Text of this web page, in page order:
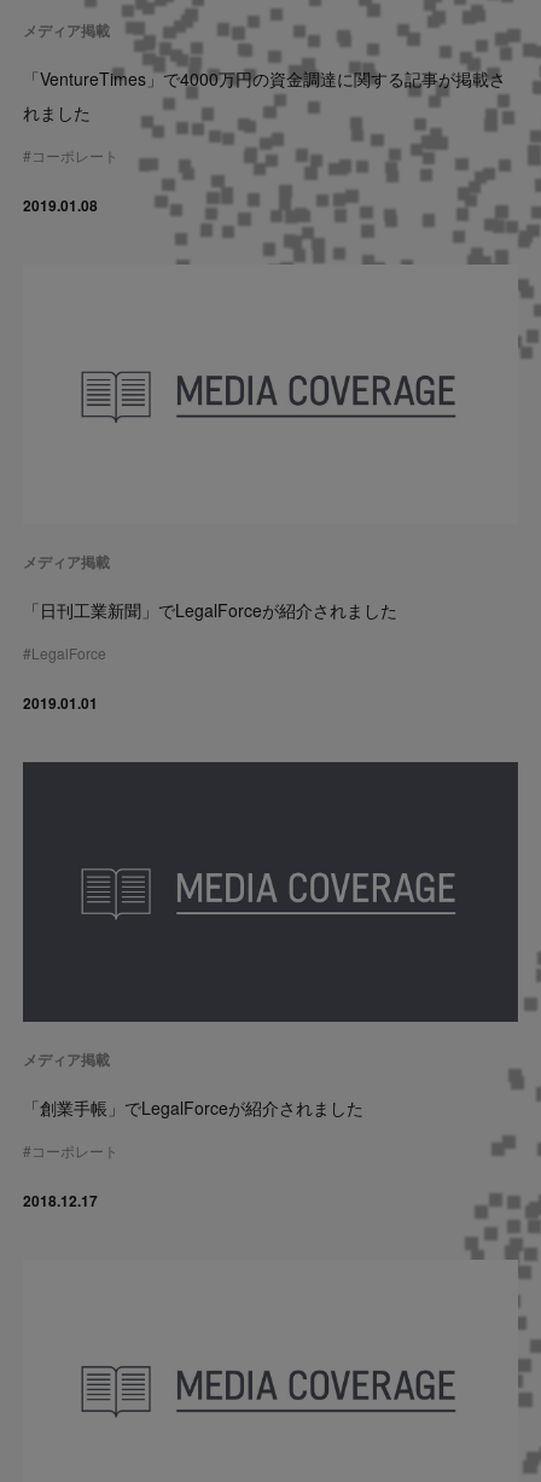
メディア掲載
「VentureTimes」で4000万円の資金調達に関する記事が掲載さ
れました
#コーポレート
2019.01.08
メディア掲載
「日刊工業新聞」でLegalForceが紹介されました
#LegalForce
2019.01.01
メディア掲載
「創業手帳」でLegalForceが紹介されました
#コーポレート
2018.12.17